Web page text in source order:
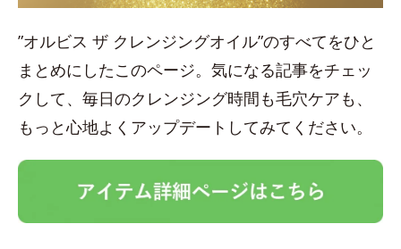
”オルビス ザ クレンジングオイル”のすべてをひと
まとめにしたこのページ。気になる記事をチェッ
クして、毎日のクレンジング時間も毛穴ケアも、
もっと心地よくアップデートしてみてください。